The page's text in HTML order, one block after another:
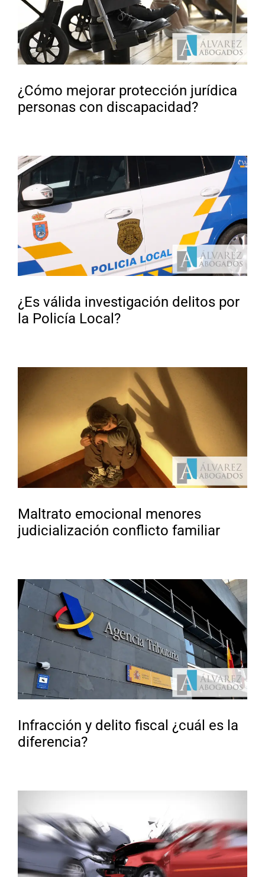
¿Cómo mejorar protección jurídica
personas con discapacidad?
¿Es válida investigación delitos por
la Policía Local?
Maltrato emocional menores
judicialización conflicto familiar
Infracción y delito fiscal ¿cuál es la
diferencia?